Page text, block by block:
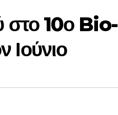
στο 10ο Bio-